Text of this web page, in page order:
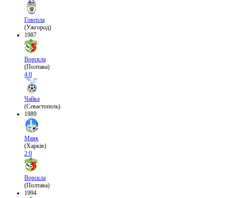
Говерла
(Ужгород)
1987
Ворскла
(Полтава)
4:0
Чайка
(Севастополь)
1989
Маяк
(Харків)
2:0
Ворскла
(Полтава)
1994